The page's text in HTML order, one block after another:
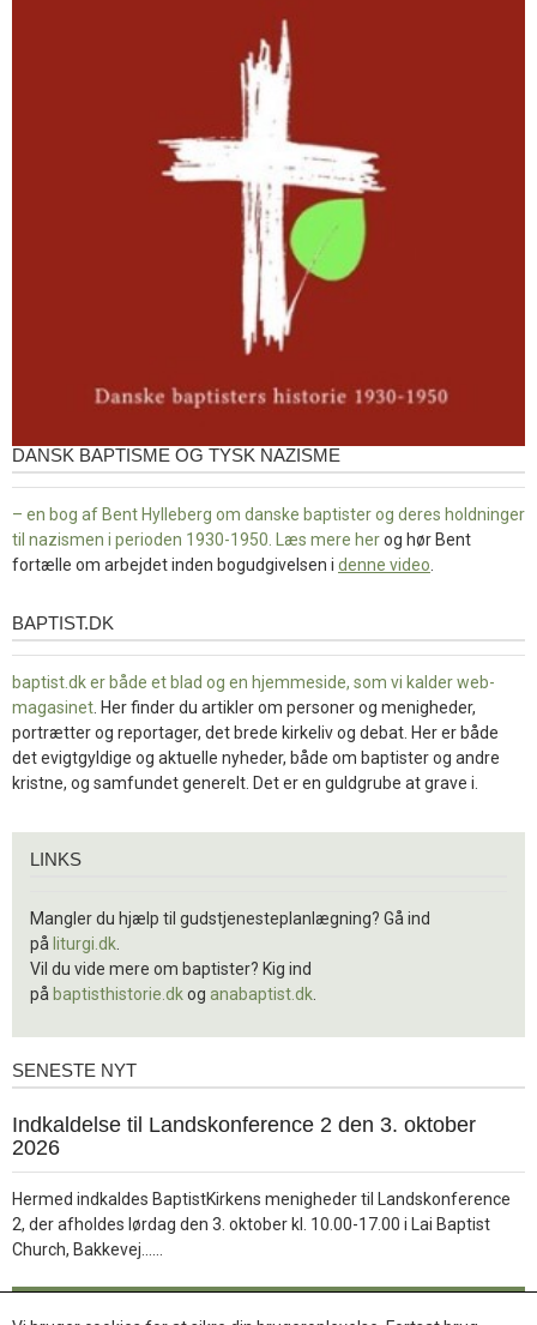
DANSK BAPTISME OG TYSK NAZISME
– en bog af Bent Hylleberg om danske baptister og deres holdninger
til nazismen i perioden 1930-1950. Læs mere herog hør Bent
fortælle om arbejdet inden bogudgivelsen i denne video
baptist.dk
BAPTIST.DK
baptist.dk er både et blad og en hjemmeside, som vi kalder web-
magasinet . Her finder du artikler om personer og menigheder,
portrætter og reportager, det brede kirkeliv og debat. Her er både
det evigtgyldige og aktuelle nyheder, både om baptister og andre
kristne, og samfundet generelt. Det er en guldgrube at grave i.
LINKS
Mangler du hjælp til gudstjenesteplanlægning? Gå ind
på liturgi.dk
Vil du vide mere om baptister? Kig ind
på baptisthistorie.dkog anabaptist.dk
Seneste
SENESTE NYT
1.
jul.
Indkaldelse til Landskonference 2 den 3. oktober
2026
Hermed indkaldes BaptistKirkens menigheder til Landskonference
2, der afholdes lørdag den 3. oktober kl. 10.00-17.00 i Lai Baptist
Church, Bakkevej……
Læs mere